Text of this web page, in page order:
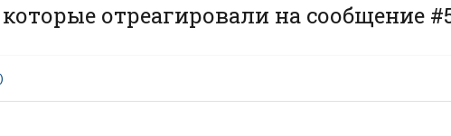
отреагировали на сообщение